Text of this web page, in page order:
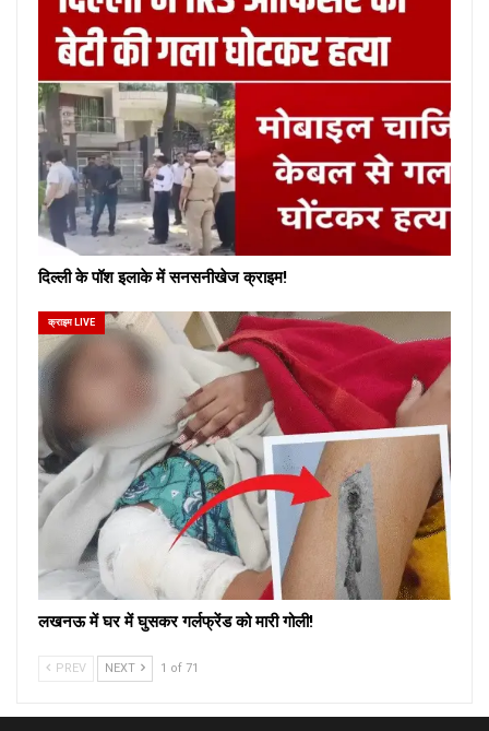
दिल्ली के पॉश इलाके में सनसनीखेज क्राइम!
क्राइम LIVE
लखनऊ में घर में घुसकर गर्लफ्रेंड को मारी गोली!
PREV NEXT 1 of 71